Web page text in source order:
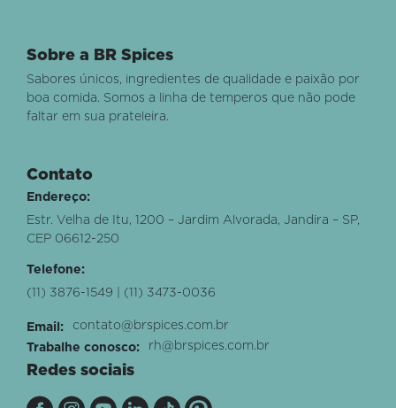
Sobre a BR Spices
Sabores únicos, ingredientes de qualidade e paixão por
boa comida. Somos a linha de temperos que não pode
faltar em sua prateleira.
Contato
Endereço:
Estr. Velha de Itu, 1200 – Jardim Alvorada, Jandira – SP,
CEP 06612-250
Telefone:
(11) 3876-1549 | (11) 3473-0036
Email:
contato@brspices.com.br
Trabalhe conosco:
rh@brspices.com.br
Redes sociais